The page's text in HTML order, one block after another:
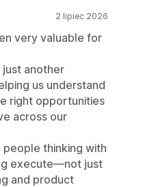
2 lipiec 2026
very valuable for
another
us understand
right opportunities
across our
people thinking with
execute—not just
and product